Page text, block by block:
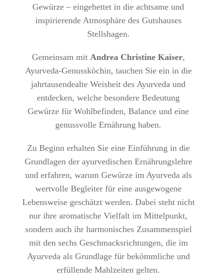
Gewürze – eingebettet in die achtsame und
inspirierende Atmosphäre des Gutshauses
Stellshagen.
Gemeinsam mit Andrea Christine Kaiser,
Ayurveda-Genussköchin, tauchen Sie ein in die
jahrtausendealte Weisheit des Ayurveda und
entdecken, welche besondere Bedeutung
Gewürze für Wohlbefinden, Balance und eine
genussvolle Ernährung haben.
Zu Beginn erhalten Sie eine Einführung in die
Grundlagen der ayurvedischen Ernährungslehre
und erfahren, warum Gewürze im Ayurveda als
wertvolle Begleiter für eine ausgewogene
Lebensweise geschätzt werden. Dabei steht nicht
nur ihre aromatische Vielfalt im Mittelpunkt,
sondern auch ihr harmonisches Zusammenspiel
mit den sechs Geschmacksrichtungen, die im
Ayurveda als Grundlage für bekömmliche und
erfüllende Mahlzeiten gelten.